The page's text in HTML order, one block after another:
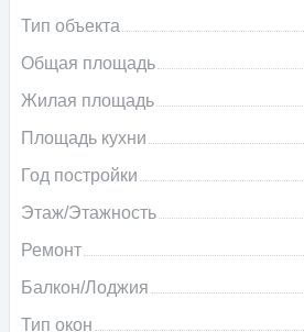
Тип объекта
Общая площадь
Жилая площадь
Площадь кухни
Год постройки
Этаж/Этажность
Ремонт
Балкон/Лоджия
Тип окон